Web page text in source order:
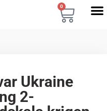
0
Ukraine
2-